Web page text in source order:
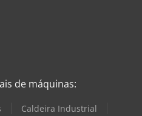
de máquinas:
Caldeira Industrial